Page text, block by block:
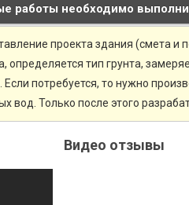
работы необходимо
проекта здания (смета и
определяется тип грунта,
потребуется, то нужно
вод. Только после этого
Видео отзывы